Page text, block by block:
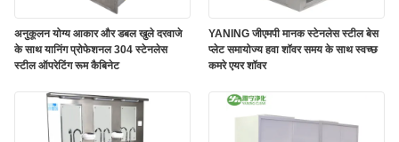
अनुकूलन योग्य आकार और डबल खुले दरवाजे
के साथ यानिंग प्रोफेशनल 304 स्टेनलेस
स्टील ऑपरेटिंग रूम कैबिनेट
YANING जीएमपी मानक स्टेनलेस स्टील बेस
प्लेट समायोज्य हवा शॉवर समय के साथ स्वच्छ
कमरे एयर शॉवर